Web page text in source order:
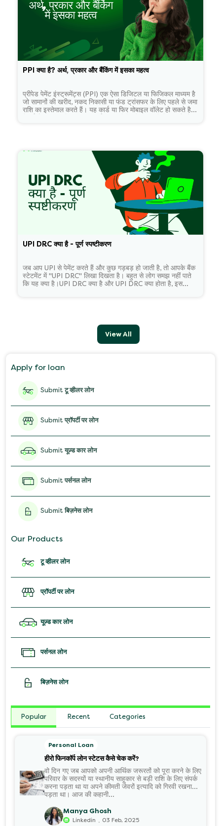
PPI क्या है? अर्थ, प्रकार और बैंकिंग में इसका महत्व
प्रीपेड पेमेंट इंस्ट्रूमेंट्स (PPI) एक ऐसा डिजिटल या फिजिकल माध्यम है
जो सामानों की खरीद, नकद निकासी या फंड ट्रांसफर के लिए पहले से जमा
राशि का इस्तेमाल करते हैं। यह कार्ड या फिर मोबाइल वॉलेट हो सकते है।
UPI DRC क्या है - पूर्ण स्पष्टीकरण
जब आप UPI से पेमेंट करते हैं और कुछ गड़बड़ हो जाती है, तो आपके बैंक
स्टेटमेंट में "UPI DRC" लिखा दिखता है। बहुत से लोग समझ नहीं पाते
कि यह क्या है।UPI DRC क्या है और UPI DRC क्या होता है, इस...
View All
Apply for loan
Submitटू व्हीलर लोन
Submitप्रॉपर्टी पर लोन
Submitयूज़्ड कार लोन
Submitपर्सनल लोन
Submitबिज़नेस लोन
Our Products
टू व्हीलर लोन
प्रॉपर्टी पर लोन
यूज़्ड कार लोन
पर्सनल लोन
बिज़नेस लोन
Popular Recent Categories
Personal Loan
हीरो फिनकॉर्प लोन स्टेटस कैसे चेक करें?
वो दिन गए जब आपको अपनी आर्थिक जरूरतों को पूरा करने के लिए
परिवार के सदस्यों या स्थानीय साहूकार से बड़ी राशि के लिए संपर्क
करना पड़ता था या अपने कीमती जेवरों इत्यादि को गिरवी रखना
पड़ता था। आज की कहानी...
Manya Ghosh
Linkedin . 03 Feb, 2025